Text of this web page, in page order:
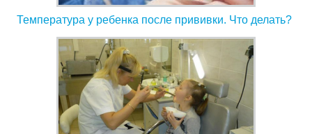
Температура у ребенка после прививки. Что делать?